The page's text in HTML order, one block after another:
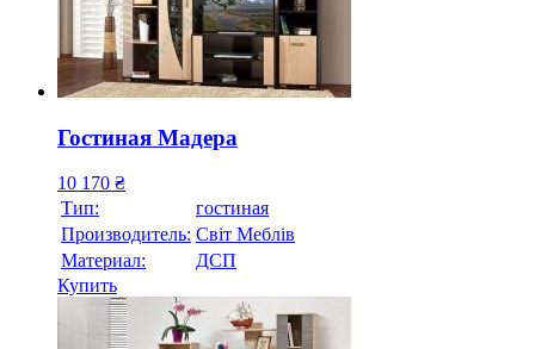
Гостиная Мадера
10 170 ₴
Тип:
гостиная
Производитель: Свiт Меблiв
Материал:
ДСП
Купить